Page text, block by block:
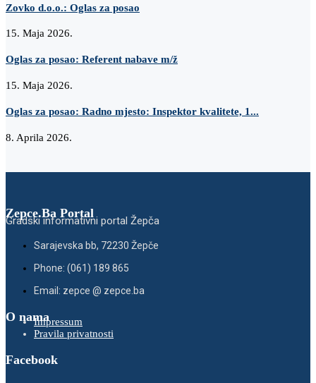
Zovko d.o.o.: Oglas za posao
15. Maja 2026.
Oglas za posao: Referent nabave m/ž
15. Maja 2026.
Oglas za posao: Radno mjesto: Inspektor kvalitete, 1...
8. Aprila 2026.
Zepce.Ba Portal
Gradski informativni portal Žepča
Sarajevska bb, 72230 Žepče
Phone: (061) 189 865
Email: zepce @ zepce.ba
O namaImpressum
Pravila privatnosti
Facebook